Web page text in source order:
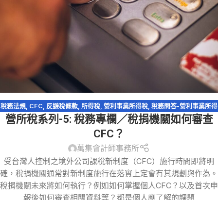
稅務法規 CFC 反避稅條款 所得稅 營利事業所得稅 稅務問答-營利事業所得
稅
營所稅系列-5: 稅務專欄／稅捐機關如何審查
CFC？
萬集會計師事務所
受台灣人控制之境外公司課稅新制度（CFC）施行時間即將明
確，稅捐機關通常對新制度施行在落實上定會有其規劃與作為。
稅捐機關未來將如何執行？例如如何掌握個人CFC？以及首次申
報後如何審查相關資料等？都是個人應了解的課題